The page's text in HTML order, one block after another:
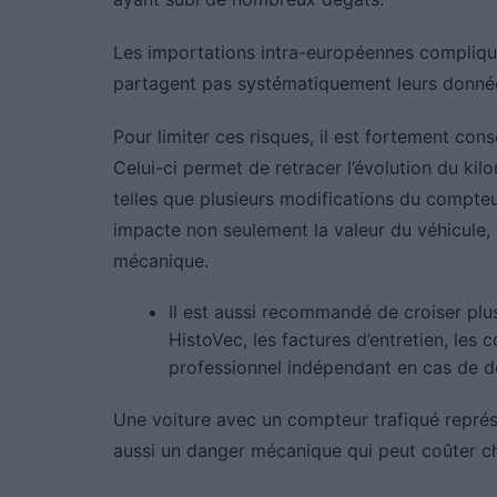
Les importations intra-européennes
partagent pas systématiquement leurs
Pour limiter ces risques, il est fortement
Celui-ci permet de retracer l’évolution du
telles que plusieurs modifications du
impacte non seulement la valeur du
mécanique.
Il est aussi recommandé de croiser
HistoVec, les factures d’entretien, les
professionnel indépendant en cas de
Une voiture avec un compteur trafiqué
aussi un danger mécanique qui peut coûter